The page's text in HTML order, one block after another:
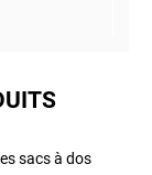
sacs à dos